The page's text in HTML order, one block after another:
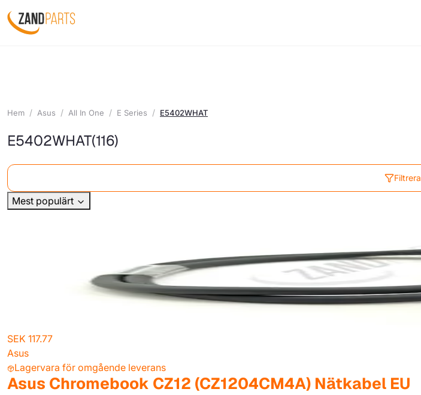
Hem Asus All In One E Series E5402WHAT
E5402WHAT(116)
Filtrera
Mest populärt
SEK 117.77
Asus
Lagervara för omgående leverans
Asus Chromebook CZ12 (CZ1204CM4A) Nätkabel EU